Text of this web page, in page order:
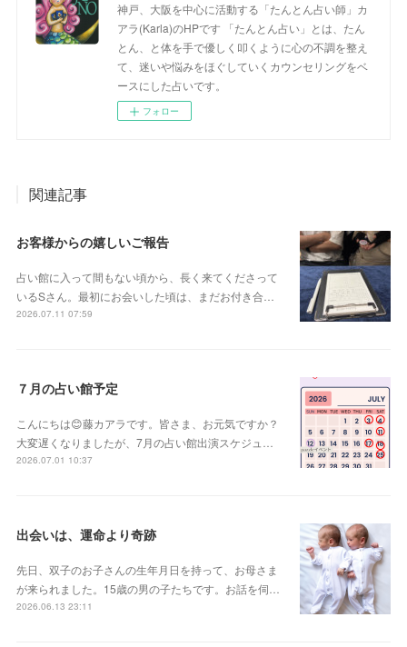
神戸、大阪を中心に活動する「たんとん占い師」カ
アラ(Karla)のHPです 「たんとん占い」とは、たん
とん、と体を手で優しく叩くように心の不調を整え
て、迷いや悩みをほぐしていくカウンセリングをベ
ースにした占いです。
フォロー
関連記事
お客様からの嬉しいご報告
占い館に入って間もない頃から、長く来てくださって
いるSさん。最初にお会いした頃は、まだお付き合…
2026.07.11 07:59
７月の占い館予定
こんにちは😊藤カアラです。皆さま、お元気ですか？
大変遅くなりましたが、7月の占い館出演スケジュ…
2026.07.01 10:37
出会いは、運命より奇跡
先日、双子のお子さんの生年月日を持って、お母さま
が来られました。15歳の男の子たちです。お話を伺…
2026.06.13 23:11